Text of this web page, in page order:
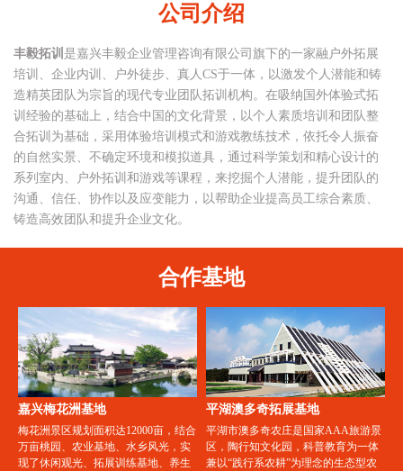
公司介绍
丰毅拓训 是嘉兴丰毅企业管理咨询有限公司旗下的一家融户外拓展
培训、企业内训、户外徒步、真人CS于一体，以激发个人潜能和铸
造精英团队为宗旨的现代专业团队拓训机构。在吸纳国外体验式拓
训经验的基础上，结合中国的文化背景，以个人素质培训和团队整
合拓训为基础，采用体验培训模式和游戏教练技术，依托令人振奋
的自然实景、不确定环境和模拟道具，通过科学策划和精心设计的
系列室内、户外拓训和游戏等课程，来挖掘个人潜能，提升团队的
沟通、信任、协作以及应变能力，以帮助企业提高员工综合素质、
铸造高效团队和提升企业文化。
合作基地
嘉兴梅花洲基地
梅花洲景区规划面积达12000亩，结合
万亩桃园、农业基地、水乡风光，实
现了休闲观光、拓展训练基地、养生
平湖澳多奇拓展基地
平湖市澳多奇农庄是国家AAA旅游景
区，陶行知文化园，科普教育为一体
兼以“践行系农耕”为理念的生态型农